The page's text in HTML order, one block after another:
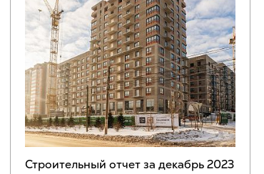
Строительный отчет за декабрь 2023